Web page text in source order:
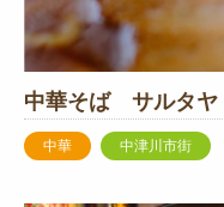
中華そば サルタヤ
中華 中津川市街